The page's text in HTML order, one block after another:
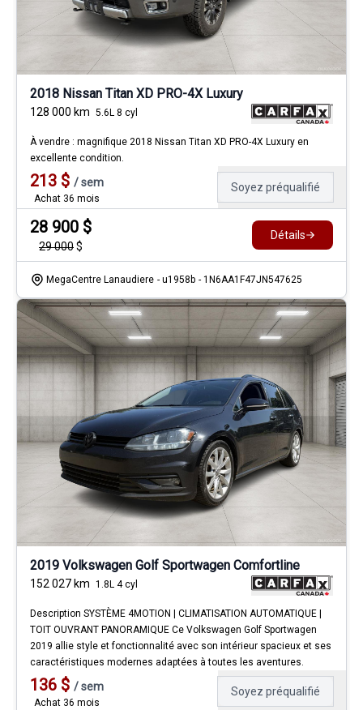
2018 Nissan Titan XD PRO-4X Luxury
128 000 km 5.6L 8 cyl
À vendre : magnifique 2018 Nissan Titan XD PRO-4X Luxury en
excellente condition.
213 $ /sem
Achat 36 mois
Soyez préqualifié
28 900 $
29 000$
Détails
MegaCentre Lanaudiere - u1958b - 1N6AA1F47JN547625
2019 Volkswagen Golf Sportwagen Comfortline
152 027 km 1.8L 4 cyl
Description SYSTÈME 4MOTION | CLIMATISATION AUTOMATIQUE |
TOIT OUVRANT PANORAMIQUE Ce Volkswagen Golf Sportwagen
2019 allie style et fonctionnalité avec son intérieur spacieux et ses
caractéristiques modernes adaptées à toutes les aventures.
136 $ /sem
Achat 36 mois
Soyez préqualifié